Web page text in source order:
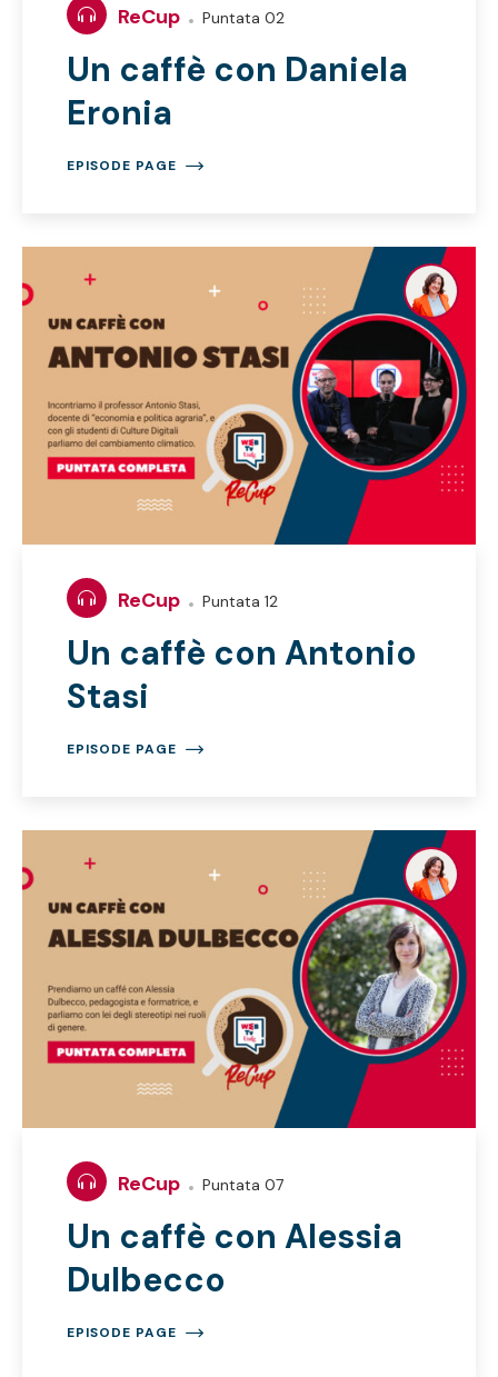
ReCup Puntata 02
Un caffè con Daniela
Eronia
EPISODE PAGE
ReCup Puntata 12
Un caffè con Antonio
Stasi
EPISODE PAGE
ReCup Puntata 07
Un caffè con Alessia
Dulbecco
EPISODE PAGE